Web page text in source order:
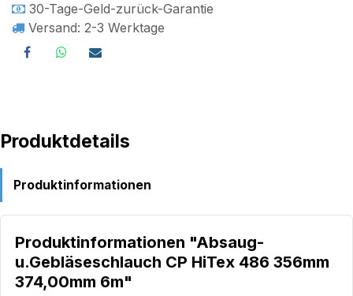
30-Tage-Geld-zurück-Garantie
Versand: 2-3 Werktage
Produktdetails
Produktinformationen
Produktinformationen "Absaug-
u.Gebläseschlauch CP HiTex 486 356mm
374,00mm 6m"